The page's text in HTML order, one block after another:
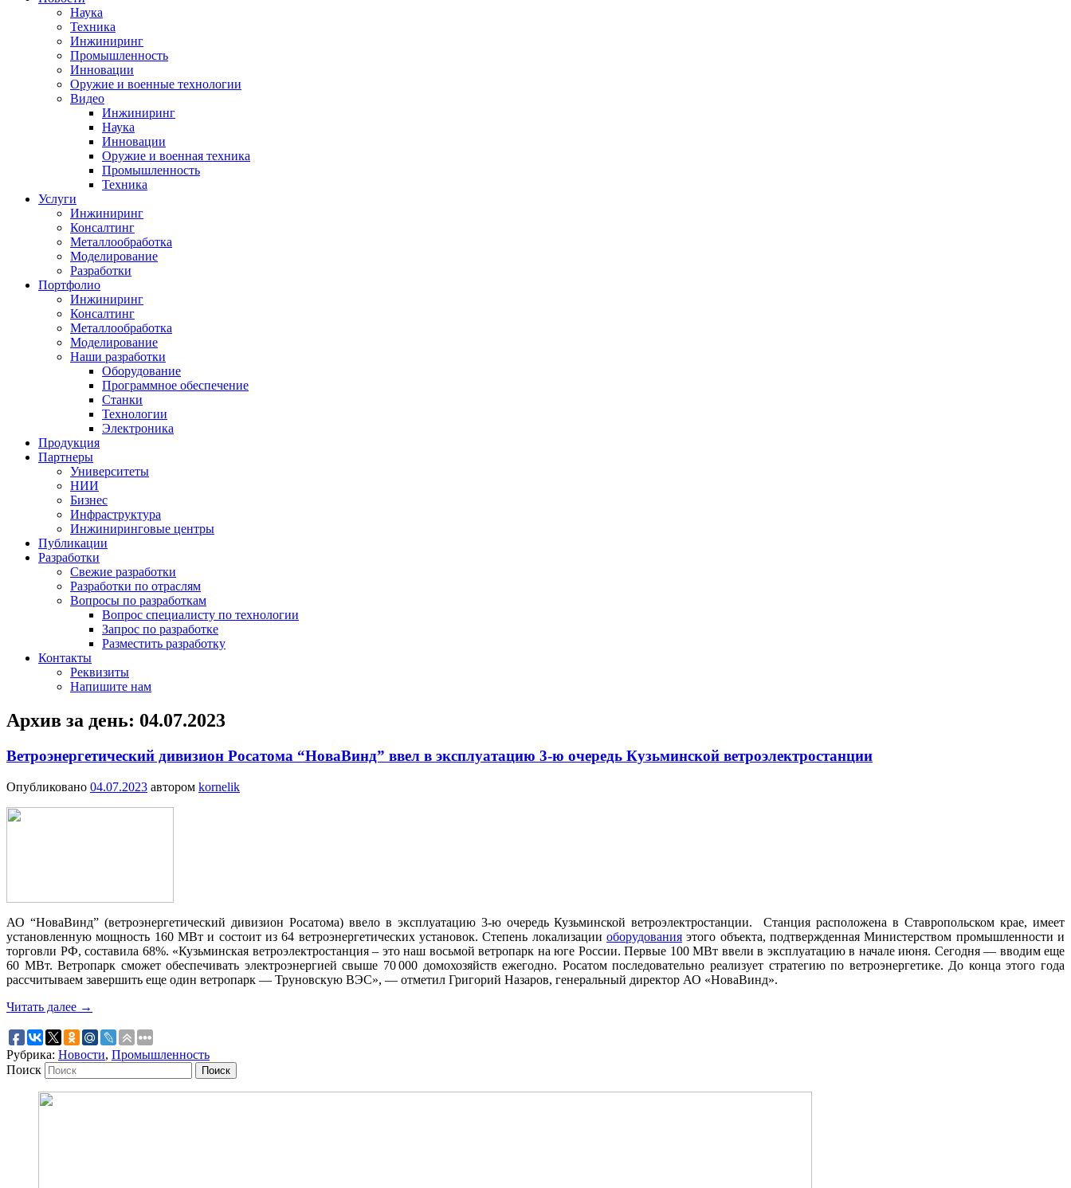
Наука
Техника
Инжиниринг
Промышленность
Инновации
Оружие и военные технологии
Видео
Инжиниринг
Наука
Инновации
Оружие и военная техника
Промышленность
Техника
Услуги
Инжиниринг
Консалтинг
Металлообработка
Моделирование
Разработки
Портфолио
Инжиниринг
Консалтинг
Металлообработка
Моделирование
Наши разработки
Оборудование
Программное обеспечение
Станки
Технологии
Электроника
Продукция
Партнеры
Университеты
НИИ
Бизнес
Инфраструктура
Инжиниринговые центры
Публикации
Разработки
Свежие разработки
Разработки по отраслям
Вопросы по разработкам
Вопрос специалисту по технологии
Запрос по разработке
Разместить разработку
Контакты
Реквизиты
Напишите нам
Архив за день: 04.07.2023
Ветроэнергетический дивизион Росатома “НоваВинд” ввел в эксплуатацию 3-ю очередь Кузьминской ветроэлектростанции
Опубликовано 04.07.2023 автором kornelik
АО “НоваВинд” (ветроэнергетический дивизион Росатома) ввело в эксплуатацию 3-ю очередь Кузьминской ветроэлектростанции. Станция расположена в Ставропольском крае, имеет
установленную мощность 160 МВт и состоит из 64 ветроэнергетических установок. Степень локализации оборудования этого объекта, подтвержденная Министерством промышленности и
торговли РФ, составила 68%. «Кузьминская ветроэлектростанция – это наш восьмой ветропарк на юге России. Первые 100 МВт ввели в эксплуатацию в начале июня. Сегодня — вводим еще
60 МВт. Ветропарк сможет обеспечивать электроэнергией свыше 70 000 домохозяйств ежегодно. Росатом последовательно реализует стратегию по ветроэнергетике. До конца этого года
рассчитываем завершить еще один ветропарк — Труновскую ВЭС», — отметил Григорий Назаров, генеральный директор АО «НоваВинд».
Читать далее →
Рубрика: Новости, Промышленность
Поиск